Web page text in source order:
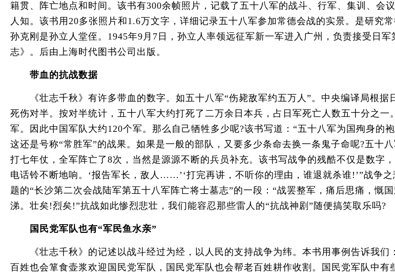
籍贯、阵亡地点和时间。该书有300余帧照片，记载了五十八军的战斗、行军、集训、
人知。该书用20多张照片和1.6万文字，详细记录五十八军参加常德会战的实景。是研究
孙克刚是孙立人堂侄。1945年9月7日，孙立人率领远征军新一军进入广州，负责接受日
志》。后由上海时代图书公司出版。
带血的抗战数据
《壮志千秋》有许多带血的数字。如五十八军“伤毙敌军约五万人”。中央编译局根据
死伤对半。按对半统计，五十八军大约打死了二万余日本兵，占日军死亡人数五十分之
军。因此中国军队大约120个军。那么自己牺牲多少呢?该书写道：“五十八军为国殉身
这还是号称“常胜军”的战果。如果是一般的部队，又要多少条命去换一条鬼子命呢?五十
打七年仗，全军阵亡了8次，当然是源源不断的兵员补充。该书写战争的残酷不仅是数字
电话铃不断地响。‘报告军长，敌人……’‘打完再讲，不听你的理由，谁退就杀谁!’”战争
题的“长沙第二次会战陆军第五十八军阵亡将士墓志”的一段：“战罢整军，痛后思痛，
涕。壮矣!烈矣!”抗战如此惨烈悲壮，我们能容忍那些雷人的“抗战神剧”随便搞笑取乐吗?
国民党军队也有“军民鱼水亲”
《壮志千秋》的记述以战斗经过为经，以人民的支持战争为纬。本书用事例告诉我们
百姓也会箪食壶浆欢迎国民党军队，国民党军队也会帮老百姓耕作收割。国民党军队中